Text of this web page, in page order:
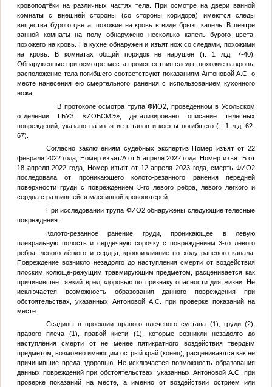
кровоподтёки на различных частях тела. При осмотре на двери ванной
комнаты с внешней стороны (со стороны коридора) имеются следы
вещества бурого цвета, похожие на кровь в виде брызг, капель. В центре
ванной комнаты на полу обнаружено несколько капель бурого цвета,
похожего на кровь. На кухне обнаружен и изъят нож со следами, похожими
на кровь. В комнатах общий порядок не нарушен (т. 1 л.д. 7-40).
Обнаруженные при осмотре места происшествия следы, похожие на кровь,
расположение тела погибшего соответствуют показаниям Антоновой А.С. о
месте нанесения ею смертельного ранения с использованием кухонного
ножа.
В протоколе осмотра трупаФИО2 , проведённом в Усольском
отделении ГБУЗ «ИОБСМЭ», детализировано описание телесных
повреждений; указано на изъятие штанов и кофты погибшего (т. 1 л.д. 62-
67).
Согласно заключениям судебных экспертиз Номер изъят от 22
февраля 2022 года, Номер изъят/А от 5 апреля 2022 года, Номер изъятБ от
18 апреля 2022 года,
Номер изъят от 12 апреля 2023 года, смертьФИО2
последовала от проникающего колото-резанного ранения передней
поверхности груди с повреждением 3-го левого ребра, левого лёгкого и
сердца с развившейся массивной кровопотерей.
При исследовании трупа ФИО2обнаружены следующие телесные
повреждения.
Колото-резанное ранение груди, проникающее в левую
плевральную полость и сердечную сорочку с повреждением 3-го левого
ребра, левого лёгкого и сердца; кровоизлияние по ходу раневого канала.
Повреждение возникло незадолго до наступления смерти от воздействия
плоским колюще-режущим травмирующим предметом, расценивается как
причинившее тяжкий вред здоровью по признаку опасности для жизни. Не
исключается возможность образования данного повреждения при
обстоятельствах, указанных Антоновой А.С. при проверке показаний на
месте.
Ссадины в проекции правого плечевого сустава (1), груди (2),
правого плеча (1), правой кисти (1), которые возникли незадолго до
наступления смерти от не менее пятикратного воздействия твёрдым
предметом, возможно имеющим острый край (конец), расцениваются как не
причинившие вреда здоровью. Не исключается возможность образования
данных повреждений при обстоятельствах, указанных Антоновой А.С. при
проверке показаний на месте, а именно от воздействий острием или